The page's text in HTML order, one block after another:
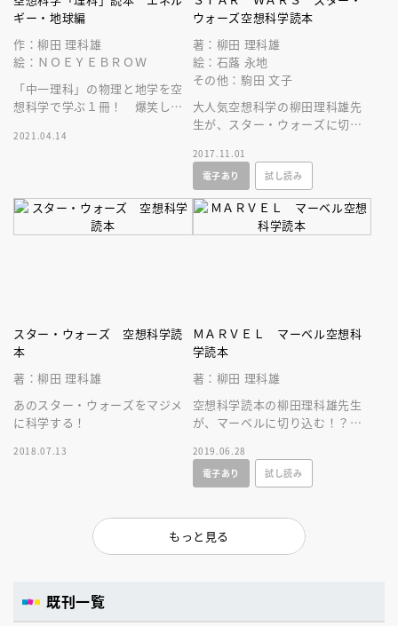
ギー・地球編
作：柳田 理科雄
絵：ＮＯＥＹＥＢＲＯＷ
「中一理科」の物理と地学を空
想科学で学ぶ１冊！ 爆笑しな
の基礎が身につく！
2021.04.14
ウォーズ空想科学読本
著：柳田 理科雄
絵：石蕗 永地
その他：駒田 文子
大人気空想科学の柳田理科雄先
生が、スター・ウォーズに切り
ついに地球科学によって解明さ
れる……！？
2017.11.01
電子あり
試し読み
スター・ウォーズ 空想科学読
本
著：柳田 理科雄
あのスター・ウォーズをマジメ
に科学する！
2018.07.13
ＭＡＲＶＥＬ マーベル空想科
学読本
著：柳田 理科雄
空想科学読本の柳田理科雄先生
が、マーベルに切り込む！？
球科学によって数値化され
る……！？
2019.06.28
電子あり
試し読み
もっと見る
既刊一覧